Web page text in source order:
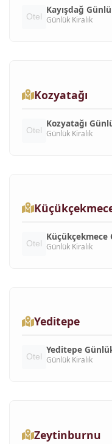
Kayışdağ
Günlük Kiralık
Kozyatağı
Kozyatağı
Günlük Kiralık
Küçükçekmece
Günlük Kiralık
Yeditepe
Yeditepe
Günlük Kiralık
Zeytinburnu